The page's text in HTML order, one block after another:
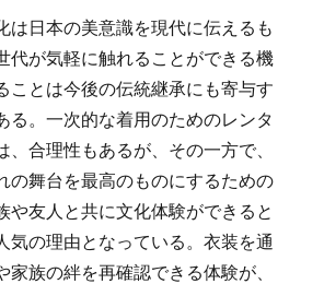
は日本の美意識を現代に伝えるも
代が気軽に触れることができる機
ことは今後の伝統継承にも寄与す
る。一次的な着用のためのレンタ
、合理性もあるが、その一方で、
の舞台を最高のものにするための
や友人と共に文化体験ができると
気の理由となっている。衣装を通
家族の絆を再確認できる体験が、